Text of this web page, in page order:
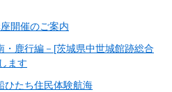
開催のご案内
・鹿行編－[茨城県中世城館跡総合
ます
ひたち住民体験航海